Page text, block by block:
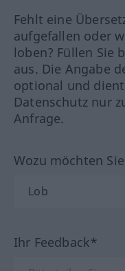
Fehlt eine
aufgefallen oder
loben? Füllen Sie
aus. Die Angabe
optional und
Datenschutz nur
Anfrage.
Wozu möchten
Ihr Feedback*